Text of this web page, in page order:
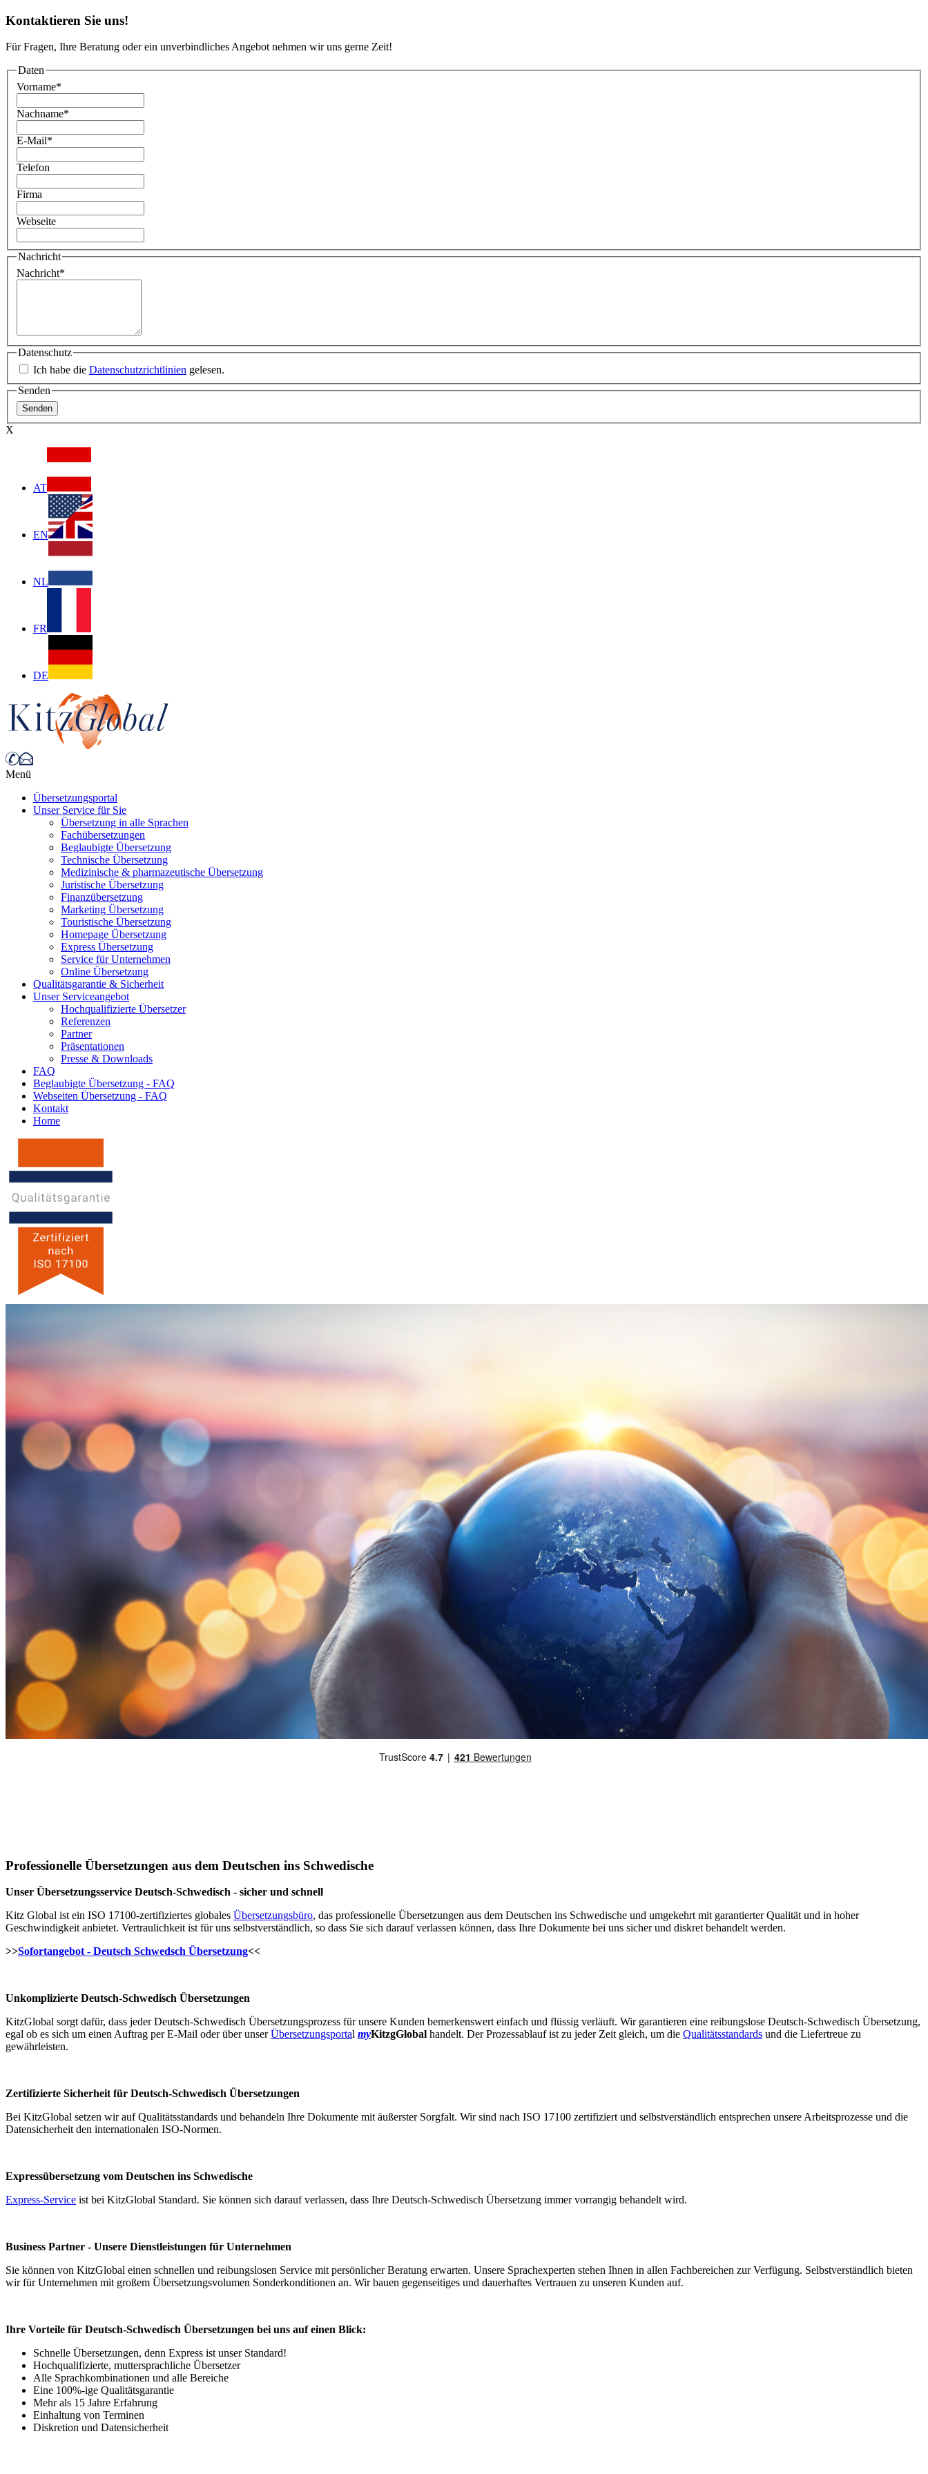
Kontaktieren Sie uns!
Für Fragen, Ihre Beratung oder ein unverbindliches Angebot nehmen wir uns gerne Zeit!
Daten
Vorname*
Nachname*
E-Mail*
Telefon
Firma
Webseite
Nachricht
Nachricht*
Datenschutz
Ich habe die Datenschutzrichtlinien gelesen.
Senden
X
AT
EN
NL
FR
DE
Menü
Übersetzungsportal
Unser Service für Sie
Übersetzung in alle Sprachen
Fachübersetzungen
Beglaubigte Übersetzung
Technische Übersetzung
Medizinische & pharmazeutische Übersetzung
Juristische Übersetzung
Finanzübersetzung
Marketing Übersetzung
Touristische Übersetzung
Homepage Übersetzung
Express Übersetzung
Service für Unternehmen
Online Übersetzung
Qualitätsgarantie & Sicherheit
Unser Serviceangebot
Hochqualifizierte Übersetzer
Referenzen
Partner
Präsentationen
Presse & Downloads
FAQ
Beglaubigte Übersetzung - FAQ
Webseiten Übersetzung - FAQ
Kontakt
Home
Professionelle Übersetzungen aus dem Deutschen ins Schwedische
Unser Übersetzungsservice Deutsch-Schwedisch - sicher und schnell
Kitz Global ist ein ISO 17100-zertifiziertes globales Übersetzungsbüro, das professionelle Übersetzungen aus dem Deutschen ins Schwedische und umgekehrt mit garantierter Qualität und in hoher
Geschwindigkeit anbietet. Vertraulichkeit ist für uns selbstverständlich, so dass Sie sich darauf verlassen können, dass Ihre Dokumente bei uns sicher und diskret behandelt werden.
>>Sofortangebot - Deutsch Schwedsch Übersetzung<<
Unkomplizierte Deutsch-Schwedisch Übersetzungen
KitzGlobal sorgt dafür, dass jeder Deutsch-Schwedisch Übersetzungsprozess für unsere Kunden bemerkenswert einfach und flüssig verläuft. Wir garantieren eine reibungslose Deutsch-Schwedisch Übersetzung,
egal ob es sich um einen Auftrag per E-Mail oder über unserÜbersetzungsportal myKitzgGlobal handelt. Der Prozessablauf ist zu jeder Zeit gleich, um die Qualitätsstandards und die Liefertreue zu
gewährleisten.
Zertifizierte Sicherheit für Deutsch-Schwedisch Übersetzungen
Bei KitzGlobal setzen wir auf Qualitätsstandards und behandeln Ihre Dokumente mit äußerster Sorgfalt. Wir sind nach ISO 17100 zertifiziert und selbstverständlich entsprechen unsere Arbeitsprozesse und die
Datensicherheit den internationalen ISO-Normen.
Expressübersetzung vom Deutschen ins Schwedische
Express-Service ist bei KitzGlobal Standard. Sie können sich darauf verlassen, dass Ihre Deutsch-Schwedisch Übersetzung immer vorrangig behandelt wird.
Business Partner - Unsere Dienstleistungen für Unternehmen
Sie können von KitzGlobal einen schnellen und reibungslosen Service mit persönlicher Beratung erwarten. Unsere Sprachexperten stehen Ihnen in allen Fachbereichen zur Verfügung. Selbstverständlich bieten
wir für Unternehmen mit großem Übersetzungsvolumen Sonderkonditionen an. Wir bauen gegenseitiges und dauerhaftes Vertrauen zu unseren Kunden auf.
Ihre Vorteile für Deutsch-Schwedisch Übersetzungen bei uns auf einen Blick:
Schnelle Übersetzungen, denn Express ist unser Standard!
Hochqualifizierte, muttersprachliche Übersetzer
Alle Sprachkombinationen und alle Bereiche
Eine 100%-ige Qualitätsgarantie
Mehr als 15 Jahre Erfahrung
Einhaltung von Terminen
Diskretion und Datensicherheit